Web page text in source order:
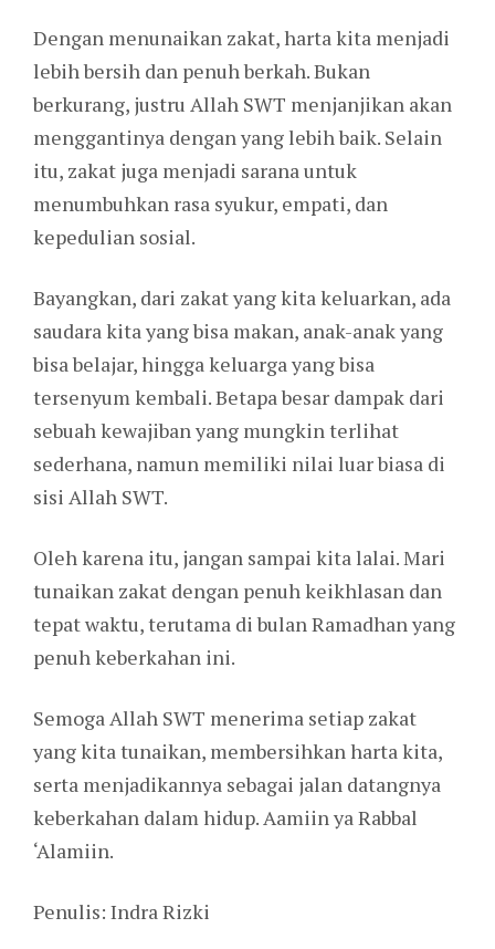
Dengan menunaikan zakat, harta kita menjadi
lebih bersih dan penuh berkah. Bukan
berkurang, justru Allah SWT menjanjikan akan
menggantinya dengan yang lebih baik. Selain
itu, zakat juga menjadi sarana untuk
menumbuhkan rasa syukur, empati, dan
kepedulian sosial.
Bayangkan, dari zakat yang kita keluarkan, ada
saudara kita yang bisa makan, anak-anak yang
bisa belajar, hingga keluarga yang bisa
tersenyum kembali. Betapa besar dampak dari
sebuah kewajiban yang mungkin terlihat
sederhana, namun memiliki nilai luar biasa di
sisi Allah SWT.
Oleh karena itu, jangan sampai kita lalai. Mari
tunaikan zakat dengan penuh keikhlasan dan
tepat waktu, terutama di bulan Ramadhan yang
penuh keberkahan ini.
Semoga Allah SWT menerima setiap zakat
yang kita tunaikan, membersihkan harta kita,
serta menjadikannya sebagai jalan datangnya
keberkahan dalam hidup. Aamiin ya Rabbal
‘Alamiin.
Penulis: Indra Rizki